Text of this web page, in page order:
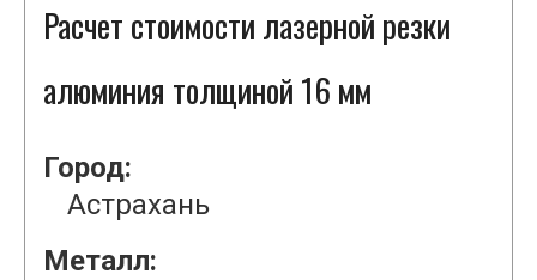
Расчет стоимости лазерной резки
алюминия толщиной 16 мм
Город:
Астрахань
Металл: